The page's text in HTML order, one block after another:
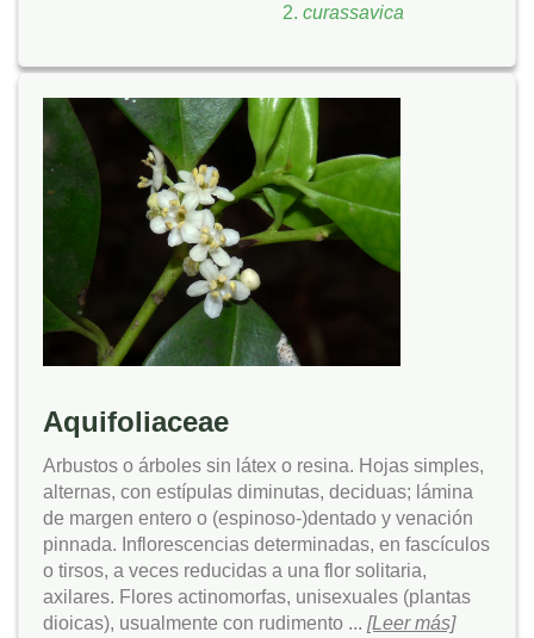
curassavica
Aquifoliaceae
Arbustos o árboles sin látex o resina. Hojas simples,
alternas, con estípulas diminutas, deciduas; lámina
de margen entero o (espinoso-)dentado y venación
pinnada. Inflorescencias determinadas, en fascículos
o tirsos, a veces reducidas a una flor solitaria,
axilares. Flores actinomorfas, unisexuales (plantas
dioicas), usualmente con rudimento ... [Leer más]